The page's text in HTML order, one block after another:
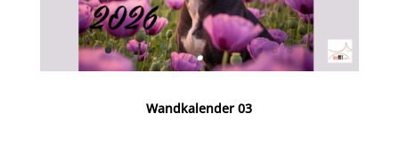
Wandkalender 03